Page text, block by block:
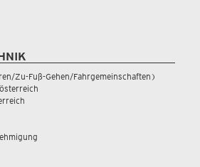
Zu-Fuß-Gehen/Fahrgemeinschaften)